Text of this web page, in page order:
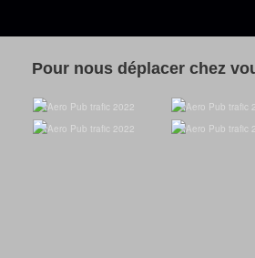
Pour nous déplacer chez